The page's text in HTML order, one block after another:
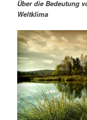
r
e
n
I
d
ä
r
e
n
a
g
a
t
i
o
n
Über die Bedeutung
Weltklima